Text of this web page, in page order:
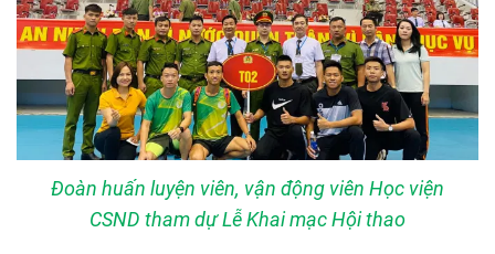
Đoàn huấn luyện viên, vận động viên Học viện
CSND tham dự Lễ Khai mạc Hội thao